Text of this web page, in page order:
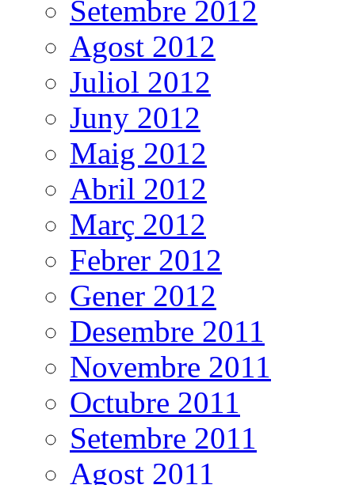
Setembre 2012
Agost 2012
Juliol 2012
Juny 2012
Maig 2012
Abril 2012
Març 2012
Febrer 2012
Gener 2012
Desembre 2011
Novembre 2011
Octubre 2011
Setembre 2011
Agost 2011